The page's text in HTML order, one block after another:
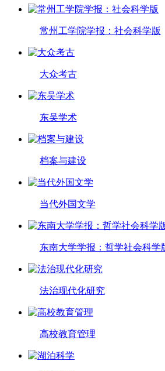
常州工学院学报：社会科学版
大众考古
东吴学术
档案与建设
当代外国文学
东南大学学报：哲学社会科学
法治现代化研究
高校教育管理